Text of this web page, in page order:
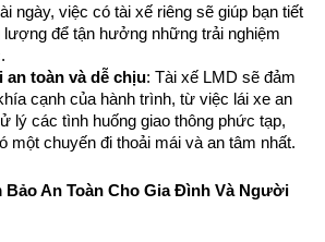
ngày, việc có tài xế riêng sẽ giúp bạn tiết
lượng để tận hưởng những trải nghiệm
an toàn và dễ chịu: Tài xế LMD sẽ đảm
cạnh của hành trình, từ việc lái xe an
lý các tình huống giao thông phức tạp,
một chuyến đi thoải mái và an tâm nhất.
Bảo An Toàn Cho Gia Đình Và Người